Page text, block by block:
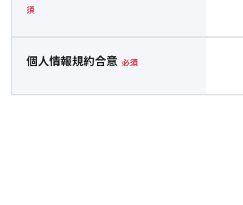
個人情報規約合意